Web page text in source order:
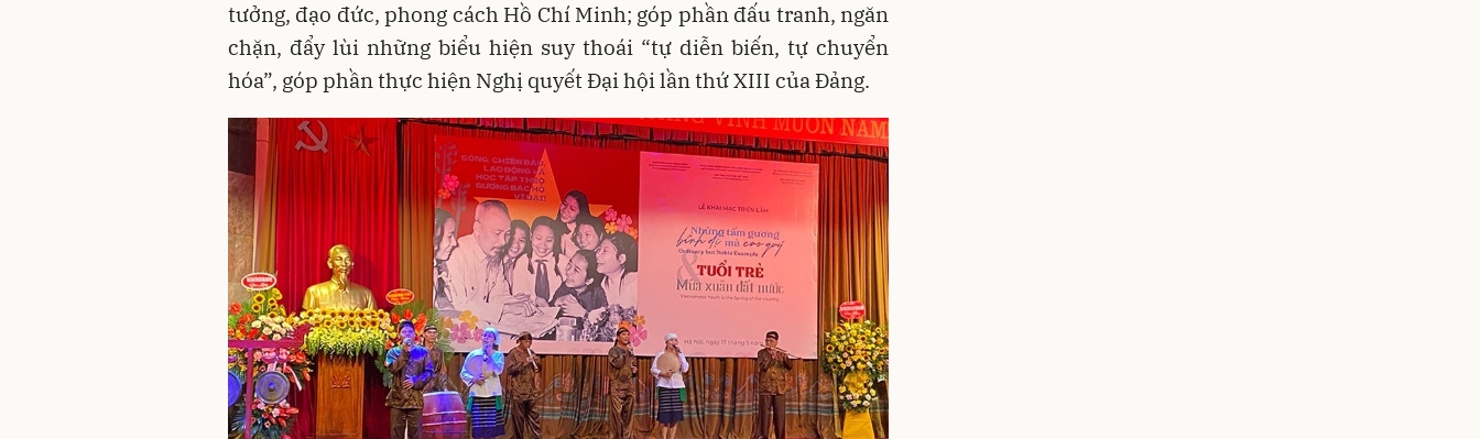
tưởng, đạo đức, phong cách Hồ Chí Minh; góp phần đấu tranh, ngăn
chặn, đẩy lùi những biểu hiện suy thoái “tự diễn biến, tự chuyển
hóa”, góp phần thực hiện Nghị quyết Đại hội lần thứ XIII của Đảng.